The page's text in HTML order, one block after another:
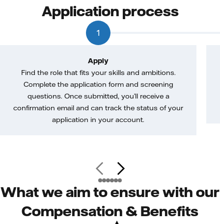
Application process
1
Apply
Find the role that fits your skills and ambitions.
Complete the application form and screening
questions. Once submitted, you’ll receive a
confirmation email and can track the status of your
application in your account.
What we aim to ensure with our
Compensation & Benefits